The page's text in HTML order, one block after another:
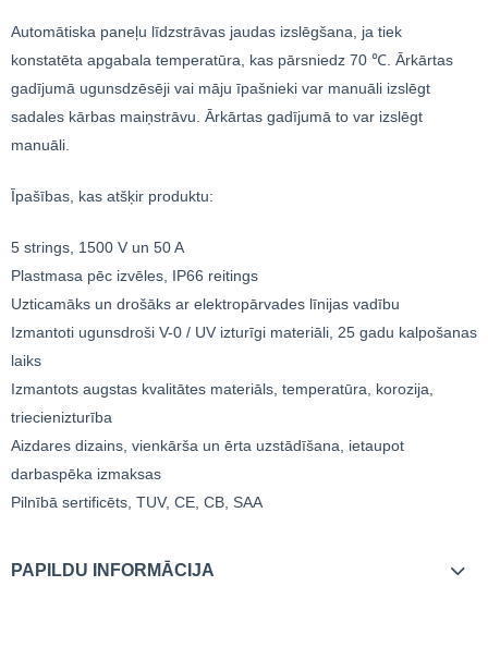
Automātiska paneļu līdzstrāvas jaudas izslēgšana, ja tiek
konstatēta apgabala temperatūra, kas pārsniedz 70 ℃. Ārkārtas
gadījumā ugunsdzēsēji vai māju īpašnieki var manuāli izslēgt
sadales kārbas maiņstrāvu. Ārkārtas gadījumā to var izslēgt
manuāli.
Īpašības, kas atšķir produktu:
5 strings, 1500 V un 50 A
Plastmasa pēc izvēles, IP66 reitings
Uzticamāks un drošāks ar elektropārvades līnijas vadību
Izmantoti ugunsdroši V-0 / UV izturīgi materiāli, 25 gadu kalpošanas
laiks
Izmantots augstas kvalitātes materiāls, temperatūra, korozija,
triecienizturība
Aizdares dizains, vienkārša un ērta uzstādīšana, ietaupot
darbaspēka izmaksas
Pilnībā sertificēts, TUV, CE, CB, SAA
PAPILDU INFORMĀCIJA